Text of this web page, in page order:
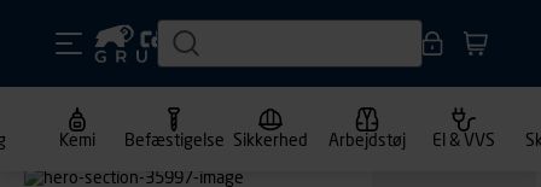
Kemi Befæstigelse Sikkerhed Arbejdstøj El & VVS